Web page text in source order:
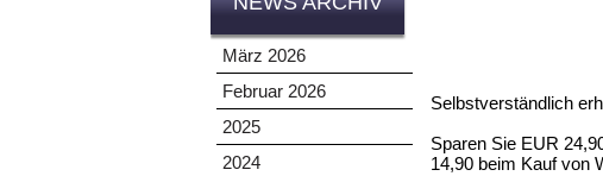
März 2026
Februar 2026
2025
2024
Selbstverständlich
Sparen Sie EUR
14,90 beim Kauf von